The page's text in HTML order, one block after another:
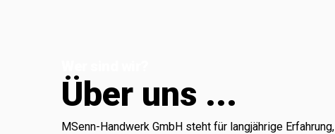
Über uns ...
MSenn-Handwerk GmbH steht für langjährige Erfahrung,
und Buchhaltung
verantwortlich ist.